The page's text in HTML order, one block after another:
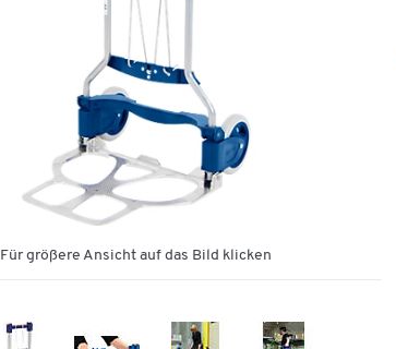
Für größere Ansicht auf das Bild klicken